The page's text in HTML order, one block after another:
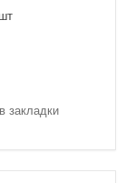
шт
закладки